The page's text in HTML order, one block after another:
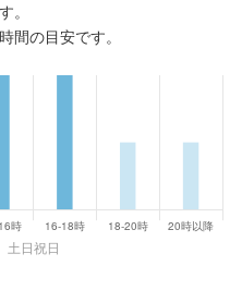
。
間の目安です。
土日祝日